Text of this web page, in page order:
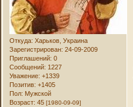
Откуда: Харьков, Украина
Зарегистрирован: 24-09-2009
Приглашений: 0
Сообщений: 1227
Уважение: +1339
Позитив: +1405
Пол: Мужской
Возраст: 45[1980-09-09]